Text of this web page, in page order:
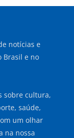
notícias e
Brasil e no
sobre cultura,
saúde,
um olhar
na nossa